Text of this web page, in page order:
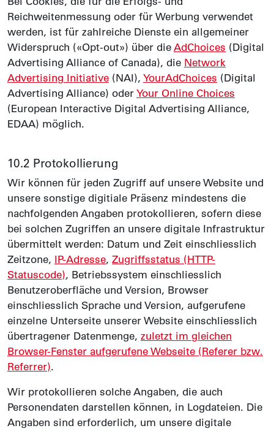
Reichweitenmessung oder für Werbung verwendet
werden, ist für zahlreiche Dienste ein allgemeiner
Widerspruch («Opt-out») über die AdChoices (Digital
Advertising Alliance of Canada), die Network
Advertising Initiative (NAI), YourAdChoices (Digital
Advertising Alliance) oder Your Online Choices
(European Interactive Digital Advertising Alliance,
EDAA) möglich.
10.2 Protokollierung
Wir können für jeden Zugriff auf unsere Website und
unsere sonstige digitiale Präsenz mindestens die
nach­folgenden Angaben protokollieren, sofern diese
bei solchen Zugriffen an unsere digitale Infrastruktur
übermittelt werden: Datum und Zeit einschliesslich
Zeitzone, IP-Adresse, Zugriffs­status (HTTP-
Statuscode), Betriebs­system einschliesslich
Benutzer­oberfläche und Version, Browser
einschliesslich Sprache und Version, aufgerufene
einzelne Unterseite unserer Website einschliesslich
übertragener Daten­menge, zuletzt im gleichen
Browser-Fenster aufgerufene Webseite (Referer bzw.
Referrer).
Wir protokollieren solche Angaben, die auch
Personen­daten darstellen können, in Log­dateien. Die
Angaben sind erforderlich, um unsere digitale